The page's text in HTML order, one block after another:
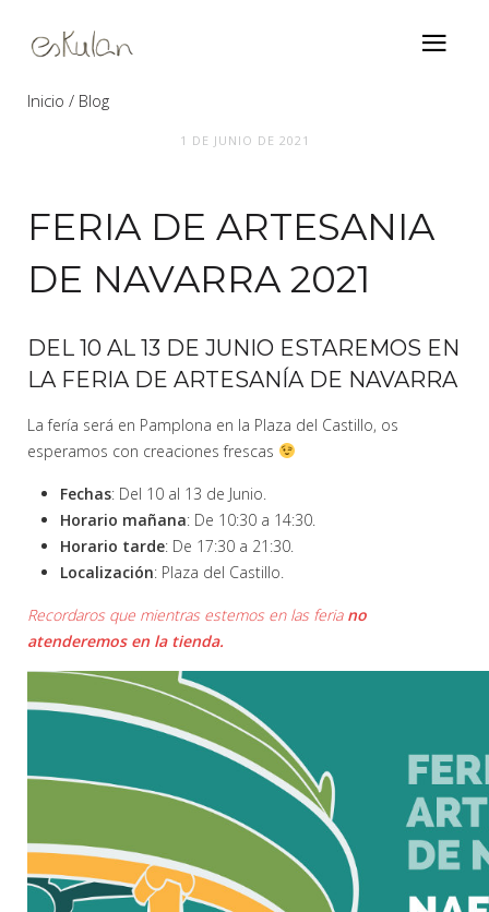
Inicio
Blog
1 DE JUNIO DE 2021
FERIA DE ARTESANIA
DE NAVARRA 2021
DEL 10 AL 13 DE JUNIO ESTAREMOS EN
LA FERIA DE ARTESANÍA DE NAVARRA
La fería será en Pamplona en la Plaza del Castillo, os
esperamos con creaciones frescas
Fechas: Del 10 al 13 de Junio.
Horario mañana: De 10:30 a 14:30.
Horario tarde: De 17:30 a 21:30.
Localización: Plaza del Castillo.
Recordaros que mientras estemos en las feriano
atenderemos en la tienda.